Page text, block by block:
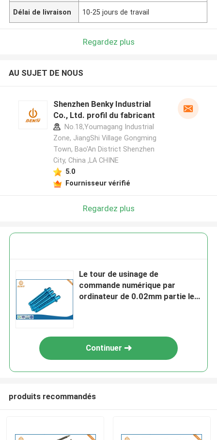
Délai de livraison 10-25 jours de travail
Regardez plus
AU SUJET DE NOUS
Shenzhen Benky Industrial
Co., Ltd. profil du fabricant
No.18,Youmagang Industrial
Zone, JiangShi Village Gongming
Town, Bao'An District Shenzhen
City, China ,LA CHINE
5.0
Fournisseur vérifié
Regardez plus
Le tour de usinage de
commande numérique par
ordinateur de 0.02mm partie les
Continuer
produits recommandés